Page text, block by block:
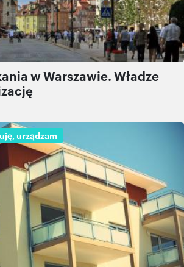
w Warszawie. Władze
urządzam